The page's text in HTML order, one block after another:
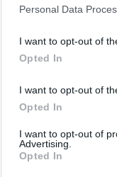
Personal Data
I want to opt-out of
Opted In
I want to opt-out of
Opted In
I want to opt-out of
Advertising.
Opted In